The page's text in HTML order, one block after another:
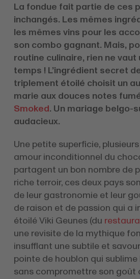
La fondue fait partie de ces
inchangés. Les mêmes
les mêmes vins pour les
son combo gagnant. Mais,
routine culinaire, rien ne
temps ! L’ingrédient secret
triplement étoilé choisit un
marie aux douces notes
Smoked. Un mariage belgo-
audacieux.
Une petite superficie,
amour inconditionnel du
partagent un bon nombre de
riche terroir, ces deux pays
de leur gastronomie et leur
de raison et de passion qui a
étoilé Viki Geunes (du
une revisite de la mythique
insufflant une subtile et
pointe de houblon qui
sans compromettre son goût